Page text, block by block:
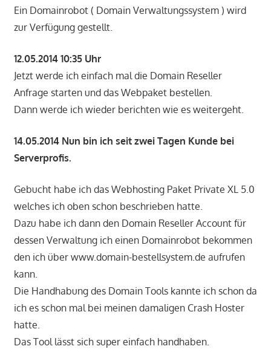
Ein Domainrobot ( Domain Verwaltungssystem ) wird
zur Verfügung gestellt.
12.05.2014 10:35 Uhr
Jetzt werde ich einfach mal die Domain Reseller
Anfrage starten und das Webpaket bestellen.
Dann werde ich wieder berichten wie es weitergeht.
14.05.2014 Nun bin ich seit zwei Tagen Kunde bei
Serverprofis.
Gebucht habe ich das Webhosting Paket Private XL 5.0
welches ich oben schon beschrieben hatte.
Dazu habe ich dann den Domain Reseller Account für
dessen Verwaltung ich einen Domainrobot bekommen
den ich über www.domain-bestellsystem.de aufrufen
kann.
Die Handhabung des Domain Tools kannte ich schon da
ich es schon mal bei meinen damaligen Crash Hoster
hatte.
Das Tool lässt sich super einfach handhaben.